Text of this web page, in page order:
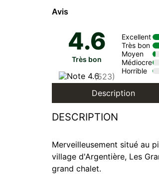
Avis
4.6
Très bon
(523)
Excellent
Très bon
Moyen
Médiocre
Horrible
Description
DESCRIPTION
Merveilleusement situé au
village d'Argentière, Les
grand chalet.